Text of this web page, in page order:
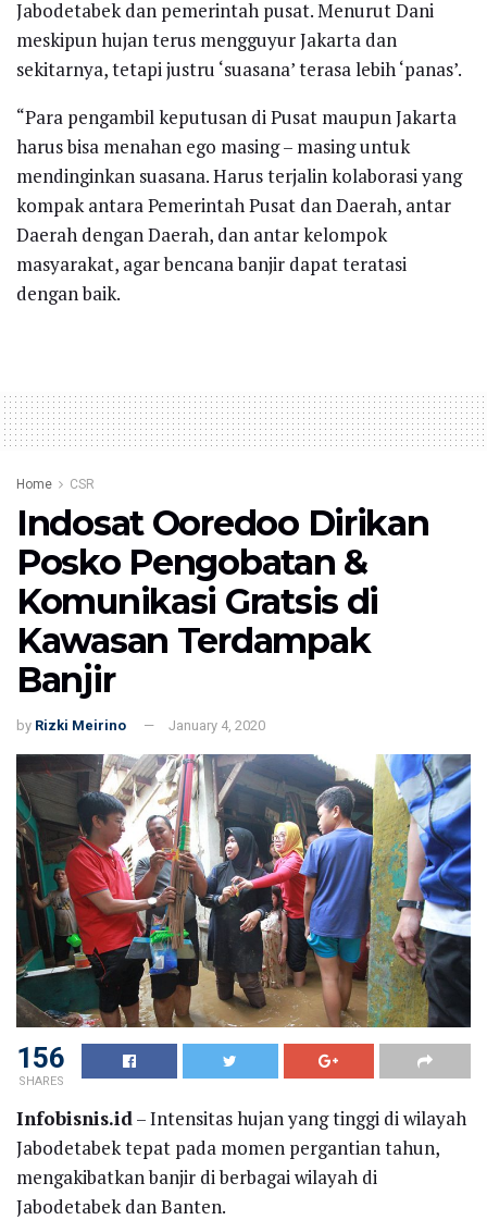
Jabodetabek dan pemerintah pusat. Menurut Dani
meskipun hujan terus mengguyur Jakarta dan
sekitarnya, tetapi justru ‘suasana’ terasa lebih ‘panas’.
“Para pengambil keputusan di Pusat maupun Jakarta
harus bisa menahan ego masing – masing untuk
mendinginkan suasana. Harus terjalin kolaborasi yang
kompak antara Pemerintah Pusat dan Daerah, antar
Daerah dengan Daerah, dan antar kelompok
masyarakat, agar bencana banjir dapat teratasi
dengan baik.
Home CSR
Indosat Ooredoo Dirikan
Posko Pengobatan &
Komunikasi Gratsis di
Kawasan Terdampak
Banjir
by Rizki Meirino January 4, 2020
156
SHARES
Infobisnis.id– Intensitas hujan yang tinggi di wilayah
Jabodetabek tepat pada momen pergantian tahun,
mengakibatkan banjir di berbagai wilayah di
Jabodetabek dan Banten.